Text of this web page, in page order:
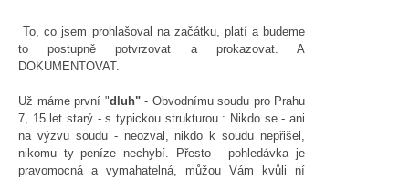
To, co jsem prohlašoval na začátku, platí a budeme
to postupně potvrzovat a prokazovat. A
DOKUMENTOVAT.
Už máme první "dluh"- Obvodnímu soudu pro Prahu
7, 15 let starý - s typickou strukturou : Nikdo se - ani
na výzvu soudu - neozval, nikdo k soudu nepřišel,
nikomu ty peníze nechybí. Přesto - pohledávka je
pravomocná a vymahatelná, můžou Vám kvůli ní